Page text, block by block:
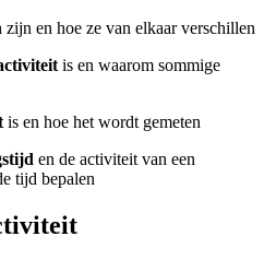
zijn en hoe ze van elkaar verschillen
is en waarom sommige
is en hoe het wordt gemeten
en de activiteit van een
tijd bepalen